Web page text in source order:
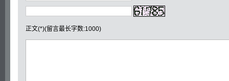
正文(*)(留言最长字数:1000)